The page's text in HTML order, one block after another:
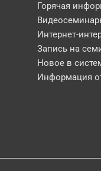
Горячая
Интернет-
Запись на
Новое в
Информация